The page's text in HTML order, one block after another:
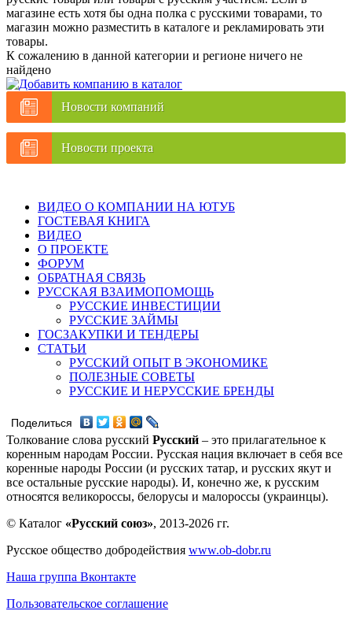
магазине есть хотя бы одна полка с русскими товарами, то
магазин можно разместить в каталоге и рекламировать эти
товары.
К сожалению в данной категории и регионе ничего не
найдено
Новости компаний
Новости проекта
ВИДЕО О КОМПАНИИ НА ЮТУБ
ГОСТЕВАЯ КНИГА
ВИДЕО
О ПРОЕКТЕ
ФОРУМ
ОБРАТНАЯ СВЯЗЬ
РУССКАЯ ВЗАИМОПОМОЩЬ
РУССКИЕ ИНВЕСТИЦИИ
РУССКИЕ ЗАЙМЫ
ГОСЗАКУПКИ И ТЕНДЕРЫ
СТАТЬИ
РУССКИЙ ОПЫТ В ЭКОНОМИКЕ
ПОЛЕЗНЫЕ СОВЕТЫ
РУССКИЕ И НЕРУССКИЕ БРЕНДЫ
Поделиться
Толкование слова русский Русский – это прилагательное к
коренным народам России. Русская нация включает в себя все
коренные народы России (и русских татар, и русских якут и
все остальные русские народы). И, конечно же, к русским
относятся великороссы, белорусы и малороссы (украинцы).
© Каталог «Русский союз», 2013-2026 гг.
Русское общество добродействия www.ob-dobr.ru
Наша группа Вконтакте
Пользовательское соглашение